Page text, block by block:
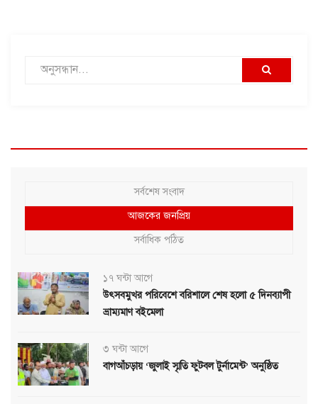
সর্বশেষ সংবাদ
আজকের জনপ্রিয়
সর্বাধিক পঠিত
১৭ ঘন্টা আগে
উৎসবমুখর পরিবেশে বরিশালে শেষ হলো ৫ দিনব্যাপী
ভ্রাম্যমাণ বইমেলা
৩ ঘন্টা আগে
বাগআঁচড়ায় ‘জুলাই স্মৃতি ফুটবল টুর্নামেন্ট’ অনুষ্ঠিত